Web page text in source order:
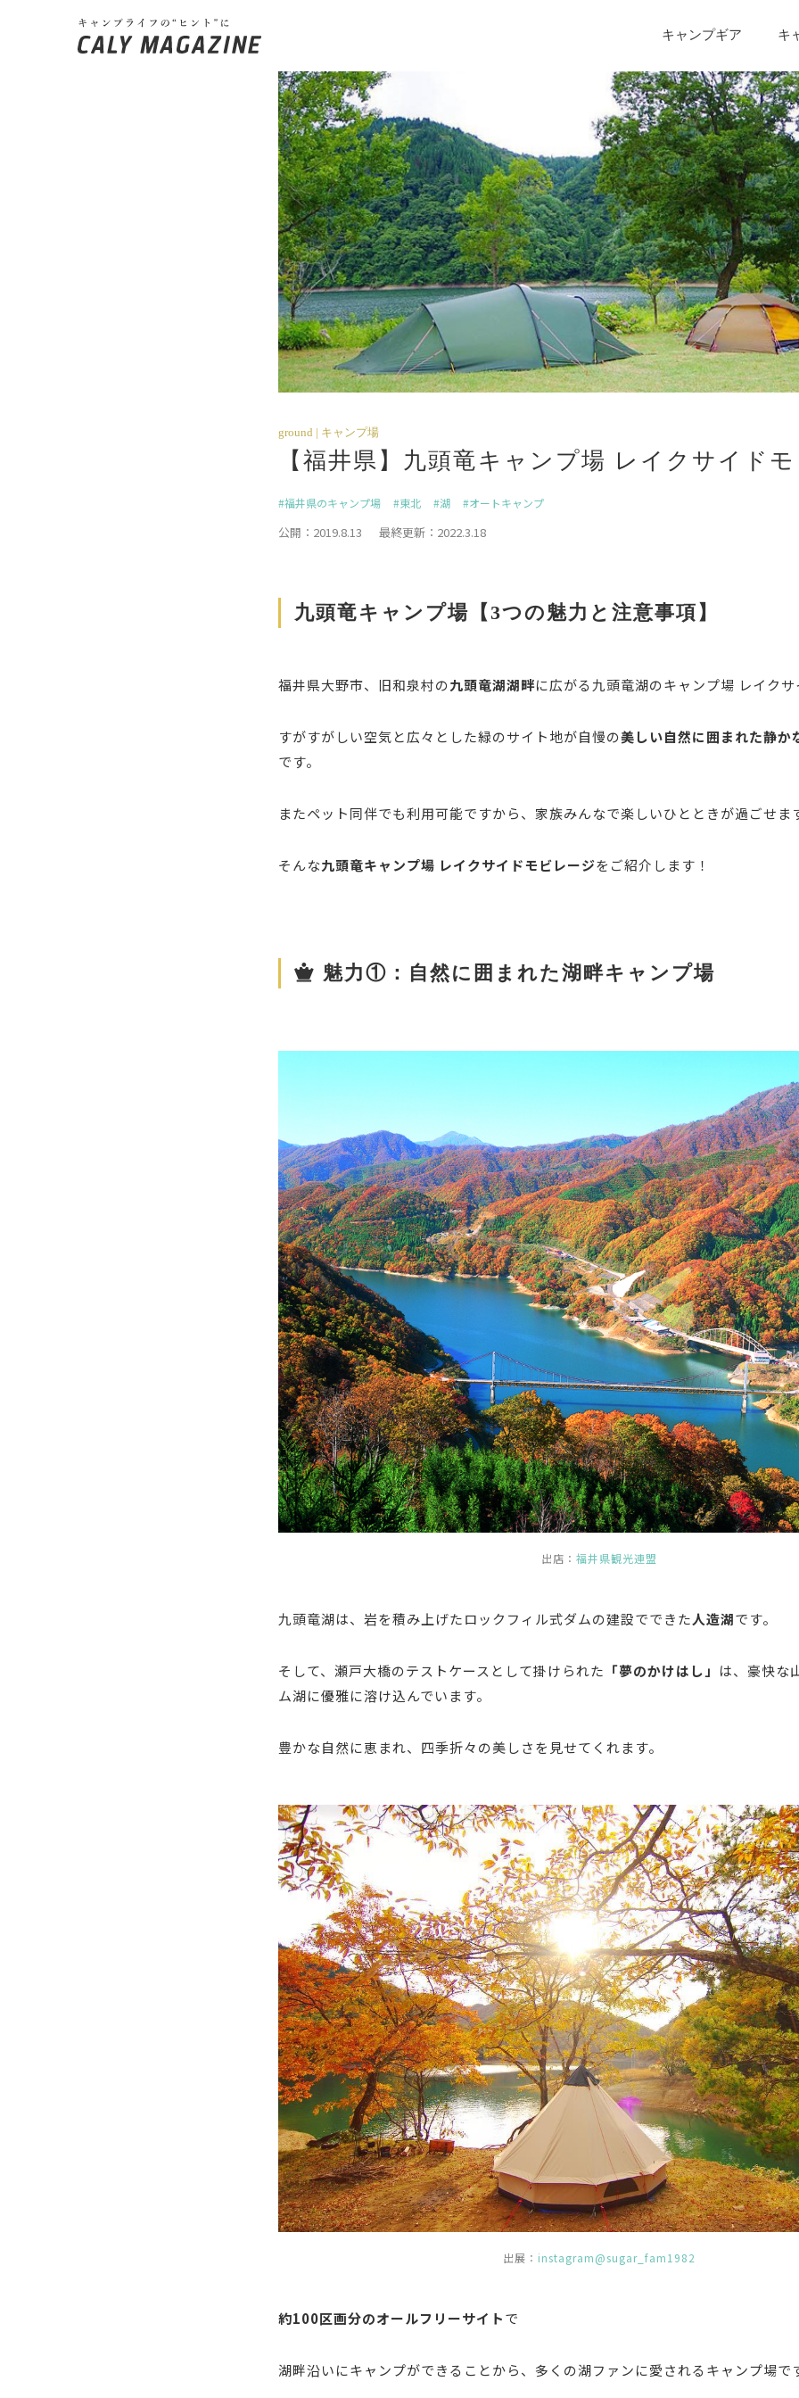
キャンプギア キ
ground | キャンプ場
【福井県】九頭竜キャンプ場 レイクサイド
福井県のキャンプ場 東北 湖 オートキャンプ
公開：2019.8.13 最終更新：2022.3.18
九頭竜キャンプ場【3つの魅力と注意事項】
福井県大野市、旧和泉村の九頭竜湖湖畔に広がる九頭竜湖のキャンプ場 レイク
すがすがしい空気と広々とした緑のサイト地が自慢の美しい自然に囲まれた静か
です。
またペット同伴でも利用可能ですから、家族みんなで楽しいひとときが過ごせま
そんな九頭竜キャンプ場 レイクサイドモビレージをご紹介します！
魅力①：自然に囲まれた湖畔キャンプ場
出店： 福井県観光連盟
九頭竜湖は、岩を積み上げたロックフィル式ダムの建設でできた人造湖です。
そして、瀬戸大橋のテストケースとして掛けられた 「夢のかけはし」 は、豪快な
ム湖に優雅に溶け込んでいます。
豊かな自然に恵まれ、四季折々の美しさを見せてくれます。
出展： instagram@sugar_fam1982
約100区画分のオールフリーサイトで
湖畔沿いにキャンプができることから、多くの湖ファンに愛されるキャンプ場で